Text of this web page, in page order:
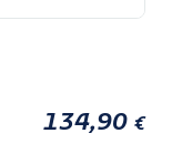
134,90 €